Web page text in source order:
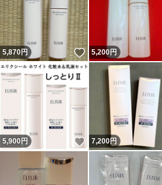
5,870円 いいね！
5,200円
5,900 円 いいね！
7,200円